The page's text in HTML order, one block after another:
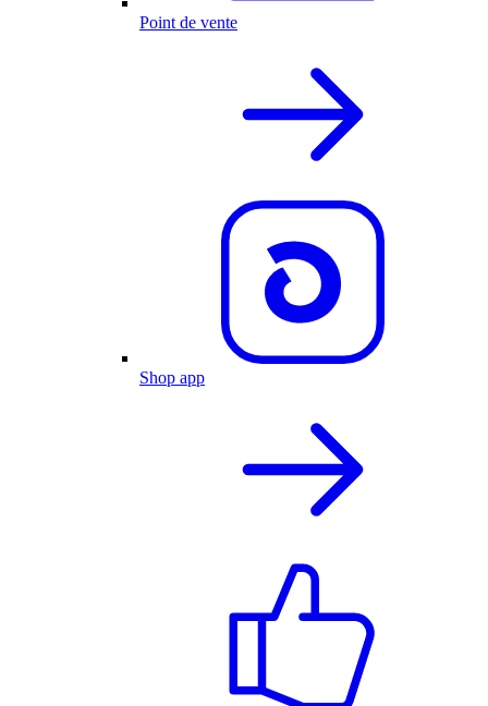
Point de vente
Shop app